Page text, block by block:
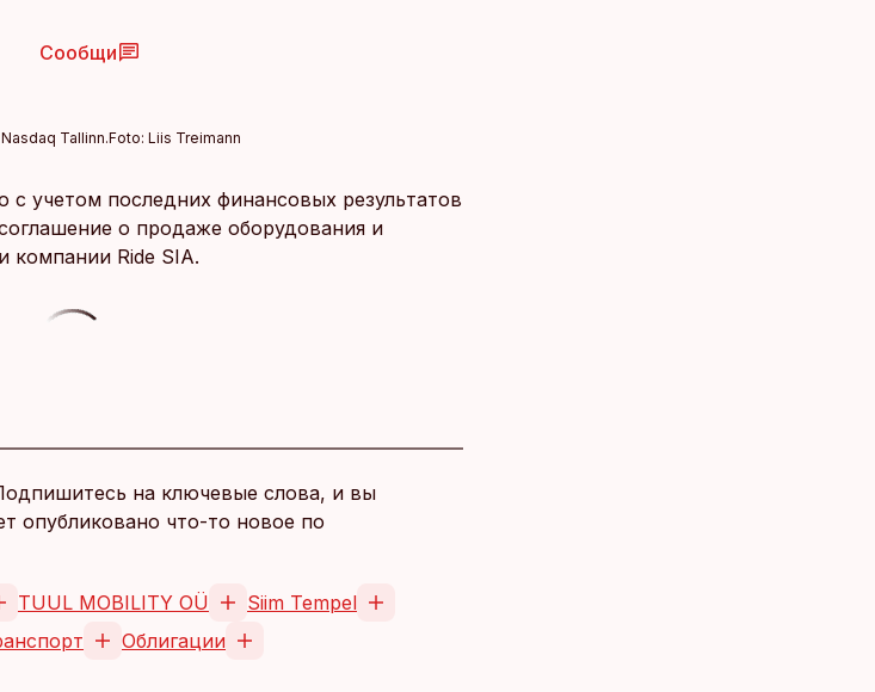
Сообщи
Tallinn.Foto: Liis Treimann
учетом последних финансовых результатов
о продаже оборудования и
компании Ride SIA.
на ключевые слова, и вы
опубликовано что-то новое по
TUUL MOBILITY OÜ
Siim Tempel
Облигации